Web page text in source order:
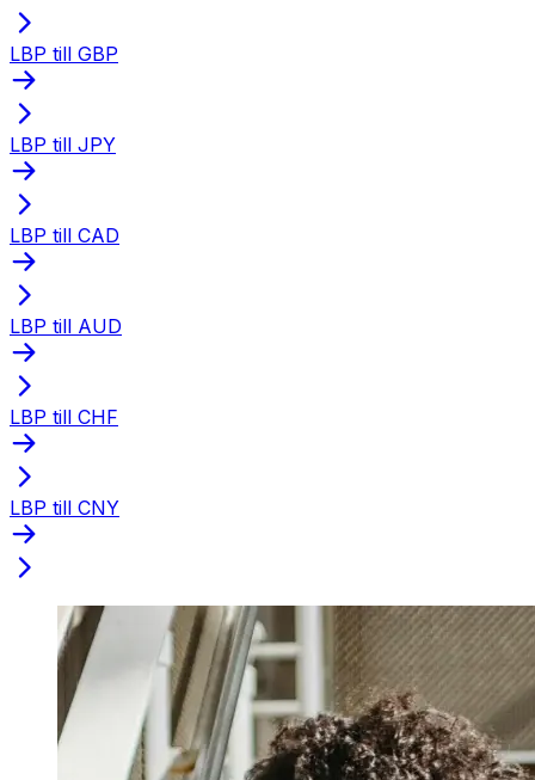
LBP till GBP
LBP till JPY
LBP till CAD
LBP till AUD
LBP till CHF
LBP till CNY